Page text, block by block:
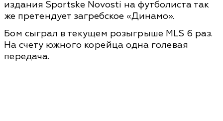
издания Sportske Novosti на футболиста так
же претендует загребское «Динамо».
Бом сыграл в текущем розыгрыше MLS 6 раз.
На счету южного корейца одна голевая
передача.